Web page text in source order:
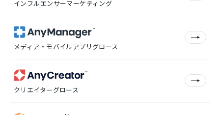
インフルエンサーマーケティング
メディア・モバイルアプリグロース
クリエイターグロース